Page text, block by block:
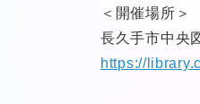
＜開催場所＞
長久手市中央
https://